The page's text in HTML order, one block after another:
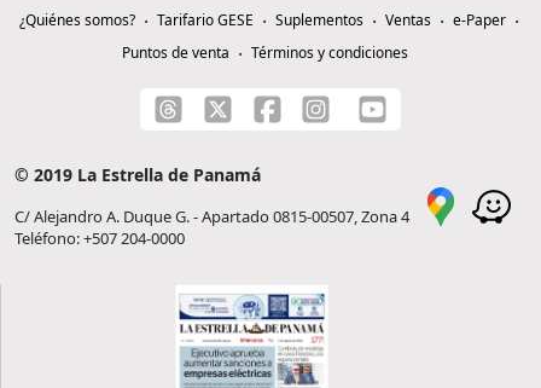
¿Quiénes somos? Tarifario GESE Suplementos Ventas
e-Paper
Puntos de venta
Términos y condiciones
© 2019 La Estrella de Panamá
C/ Alejandro A. Duque G. - Apartado 0815-00507, Zona 4
Teléfono: +507 204-0000